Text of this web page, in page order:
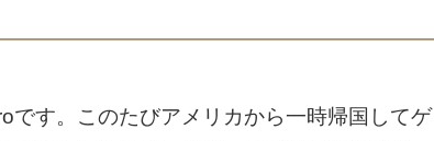
です。このたびアメリカから一時帰国してゲ